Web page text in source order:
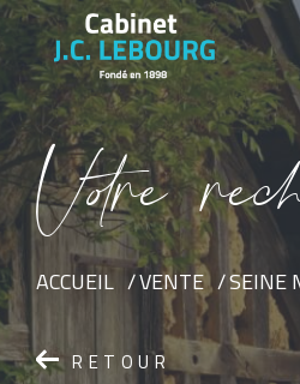
Vore re
ACCUEIL VENTE SEINE
RETOUR